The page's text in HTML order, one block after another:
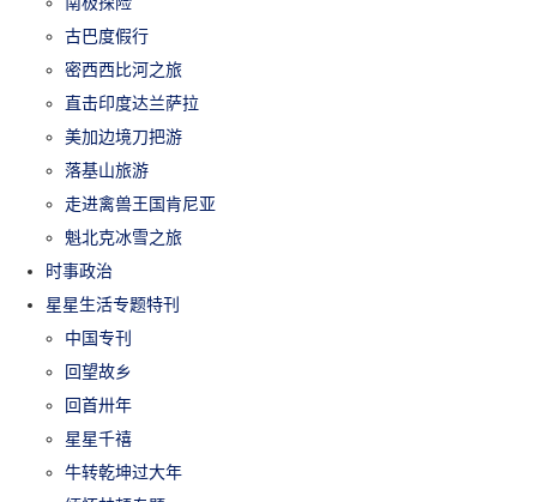
古巴度假行
密西西比河之旅
直击印度达兰萨拉
美加边境刀把游
落基山旅游
走进禽兽王国肯尼亚
魁北克冰雪之旅
时事政治
星星生活专题特刊
中国专刊
回望故乡
回首卅年
星星千禧
牛转乾坤过大年